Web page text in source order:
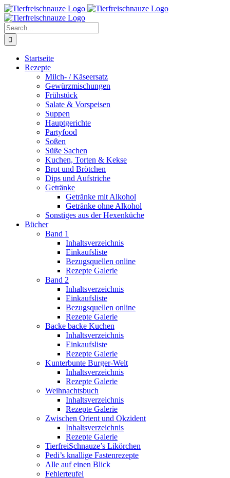
Skip
to
content
Facebook
YouTube
X
Pinterest
Instagram
Search
for:
Startseite
Rezepte
Milch- / Käseersatz
Gewürzmischungen
Frühstück
Salate & Vorspeisen
Suppen
Hauptgerichte
Partyfood
Soßen
Süße Sachen
Kuchen, Torten & Kekse
Brot und Brötchen
Dips und Aufstriche
Getränke
Getränke mit Alkohol
Getränke ohne Alkohol
Sonstiges aus der Hexenküche
Bücher
Band 1
Inhaltsverzeichnis
Einkaufsliste
Bezugsquellen online
Rezepte Galerie
Band 2
Inhaltsverzeichnis
Einkaufsliste
Bezugsquellen online
Rezepte Galerie
Backe backe Kuchen
Inhaltsverzeichnis
Einkaufsliste
Rezepte Galerie
Kunterbunte Burger-Welt
Inhaltsverzeichnis
Rezepte Galerie
Weihnachtsbuch
Inhaltsverzeichnis
Rezepte Galerie
Zwischen Orient und Okzident
Inhaltsverzeichnis
Rezepte Galerie
TierfreiSchnauze’s Likörchen
Pedi’s knallige Fastenrezepte
Alle auf einen Blick
Fehlerteufel